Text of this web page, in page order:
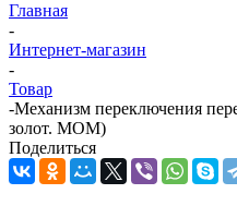
Главная
-
Интернет-магазин
-
Товар
-Механизм переключения
золот. МОМ)
Поделиться